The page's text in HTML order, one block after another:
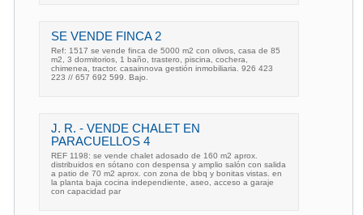
SE VENDE FINCA 2
Ref: 1517 se vende finca de 5000 m2 con olivos, casa de 85
m2, 3 dormitorios, 1 baño, trastero, piscina, cochera,
chimenea, tractor. casainnova gestión inmobiliaria. 926 423
223 // 657 692 599. Bajo.
J. R. - VENDE CHALET EN
PARACUELLOS 4
REF 1198: se vende chalet adosado de 160 m2 aprox.
distribuidos en sótano con despensa y amplio salón con salida
a patio de 70 m2 aprox. con zona de bbq y bonitas vistas. en
la planta baja cocina independiente, aseo, acceso a garaje
con capacidad par